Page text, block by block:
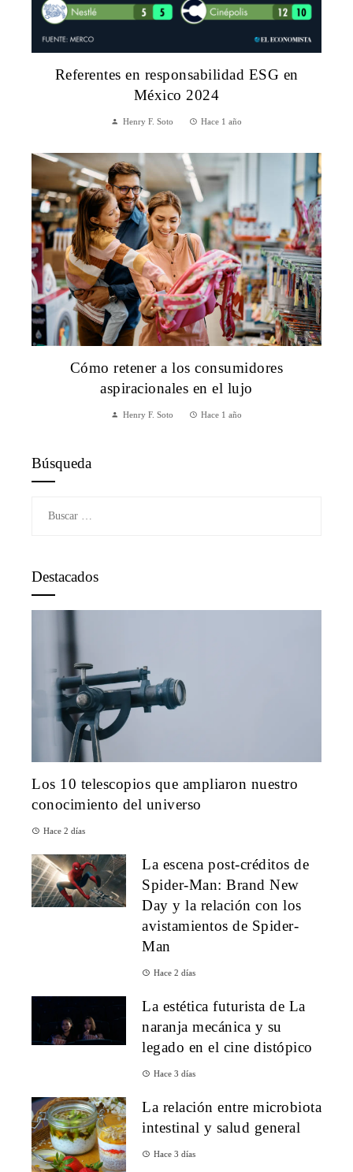
Referentes en responsabilidad ESG en
México 2024
Henry F. Soto Hace 1 año
Cómo retener a los consumidores
aspiracionales en el lujo
Henry F. Soto Hace 1 año
Búsqueda
Destacados
Los 10 telescopios que ampliaron nuestro
conocimiento del universo
Hace 2 días
La escena post-créditos de
Spider-Man: Brand New
Day y la relación con los
avistamientos de Spider-
Man
Hace 2 días
La estética futurista de La
naranja mecánica y su
legado en el cine distópico
Hace 3 días
La relación entre microbiota
intestinal y salud general
Hace 3 días